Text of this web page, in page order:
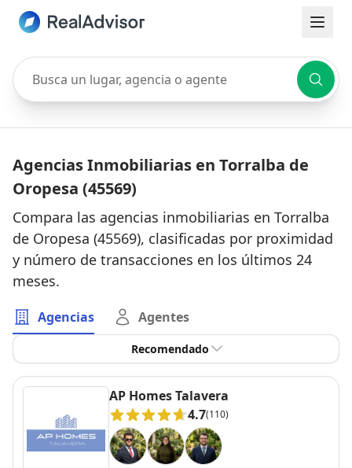
Busca un lugar, agencia o agente
Agencias Inmobiliarias en Torralba de
Oropesa (45569)
Compara las agencias inmobiliarias en Torralba
de Oropesa (45569), clasificadas por proximidad
y número de transacciones en los últimos 24
meses.
Agencias Agentes
Recomendado
AP Homes Talavera
4.7(110)